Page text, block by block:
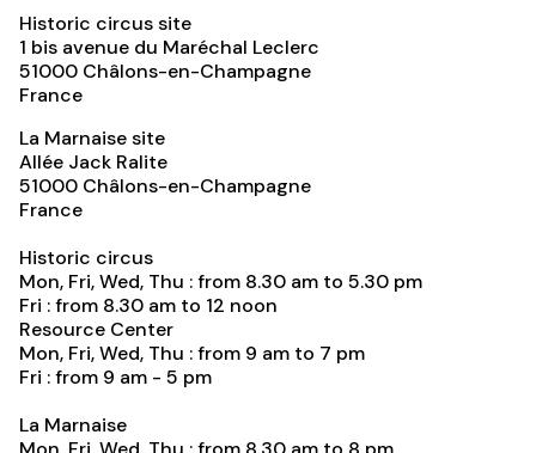
Historic circus site
1 bis avenue du Maréchal Leclerc
51000 Châlons-en-Champagne
France
La Marnaise site
Allée Jack Ralite
51000 Châlons-en-Champagne
France
Historic circus
Mon, Fri, Wed, Thu : from 8.30 am to 5.30 pm
Fri : from 8.30 am to 12 noon
Resource Center
Mon, Fri, Wed, Thu : from 9 am to 7 pm
Fri : from 9 am - 5 pm
La Marnaise